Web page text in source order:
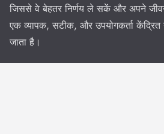
जिससे वे बेहतर निर्णय ले सकें और अपने
एक व्यापक, सटीक, और उपयोगकर्ता
जाता है।